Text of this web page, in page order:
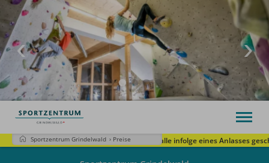
Sportzentrum Grindelwald › Preise
7.-9. August Sporthalle infolge eines Anlasses geschlossen |